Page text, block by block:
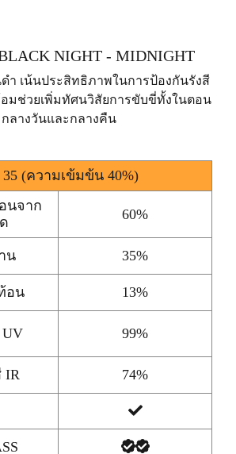
NIGHT - MIDNIGHT
า เน้นประสิทธิภาพในการป้องกันรังสี
มช่วยเพิ่มทัศนวิสัยการขับขี่ทั้งในตอน
กลางวันและกลางคืน
35 (ความเข้มข้น 40%)
นจาก
60%
น 35%
อน 13%
99%
IR 74%